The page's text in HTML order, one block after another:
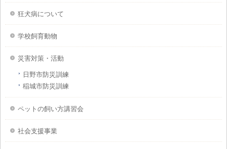
狂犬病について
学校飼育動物
災害対策・活動
日野市防災訓練
稲城市防災訓練
ペットの飼い方講習会
社会支援事業